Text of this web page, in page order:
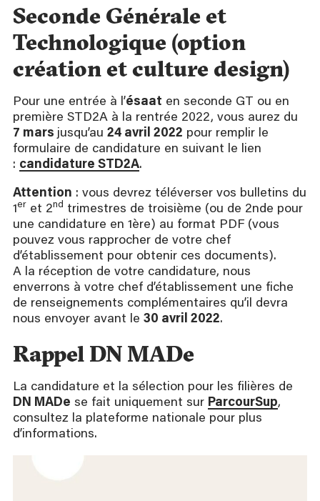
Seconde Générale et
Technologique (option
création et culture design)
Pour une entrée à l’ésaat en seconde GT ou en
première STD2A à la rentrée 2022, vous aurez du
7 mars jusqu’au 24 avril 2022 pour remplir le
formulaire de candidature en suivant le lien
: candidature STD2A.
Attention : vous devrez téléverser vos bulletins du
1 er et 2nd trimestres de troisième (ou de 2nde pour
une candidature en 1ère) au format PDF (vous
pouvez vous rapprocher de votre chef
d’établissement pour obtenir ces documents).
A la réception de votre candidature, nous
enverrons à votre chef d’établissement une fiche
de renseignements complémentaires qu’il devra
nous envoyer avant le 30 avril 2022.
Rappel DN MADe
La candidature et la sélection pour les filières de
DN MADe se fait uniquement sur ParcourSup,
consultez la plateforme nationale pour plus
d’informations.